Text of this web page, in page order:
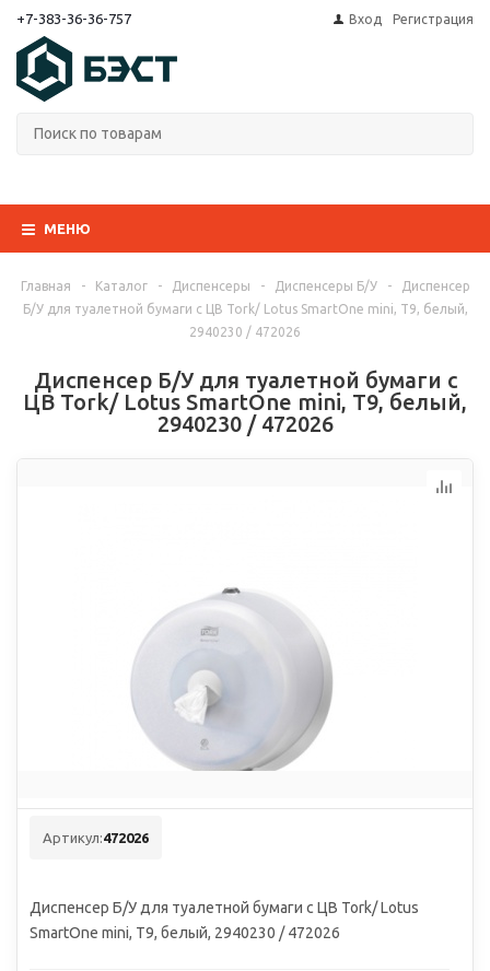
+7-383-36-36-757 Вход Регистрация
МЕНЮ
Главная - Каталог - Диспенсеры - Диспенсеры Б/У -
Диспенсер
Б/У для туалетной бумаги с ЦВ Tork/ Lotus SmartOne mini, Т9, белый,
2940230 / 472026
Диспенсер Б/У для туалетной бумаги с
ЦВ Tork/ Lotus SmartOne mini, Т9, белый,
2940230 / 472026
Артикул:472026
Диспенсер Б/У для туалетной бумаги с ЦВ Tork/ Lotus
SmartOne mini, Т9, белый, 2940230 / 472026